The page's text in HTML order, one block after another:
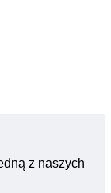
z naszych